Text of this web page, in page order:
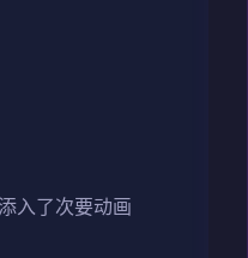
入了次要动画